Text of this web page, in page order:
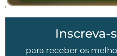
Inscreva-
para receber os